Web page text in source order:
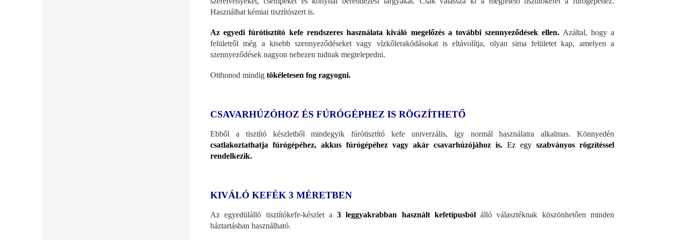
Használhat kémiai tisztítószert is.
Az egyedi fúrótisztító kefe rendszeres használata kiváló megelőzés a további szennyeződések ellen. Azáltal, hogy a
felületről még a kisebb szennyeződéseket vagy vízkőlerakódásokat is eltávolítja, olyan sima felületet kap, amelyen a
szennyeződések nagyon nehezen tudnak megtelepedni.
Otthonod mindig tökéletesen fog ragyogni.
CSAVARHÚZÓHOZ ÉS FÚRÓGÉPHEZ IS RÖGZÍTHETŐ
Ebből a tisztító készletből mindegyik fúrótisztító kefe univerzális, így normál használatra alkalmas. Könnyedén
csatlakoztathatja fúrógépéhez, akkus fúrógépéhez vagy akár csavarhúzójához is. Ez egy szabványos rögzítéssel
rendelkezik.
KIVÁLÓ KEFÉK 3 MÉRETBEN
Az egyedülálló tisztítókefe-készlet a3 leggyakrabban használt kefetípusbólálló választéknak köszönhetően minden
háztartásban használható.